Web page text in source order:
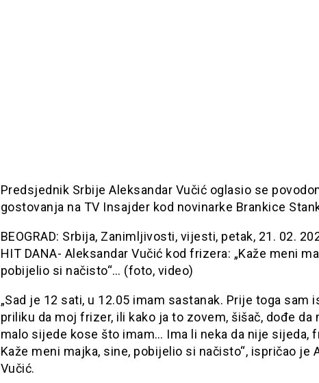
Predsjednik Srbije Aleksandar Vučić oglasio se
gostovanja na TV Insajder kod novinarke Brankice
BEOGRAD: Srbija, Zanimljivosti, vijesti, petak, 21. 02.
HIT DANA- Aleksandar Vučić kod frizera: „Kaže meni
pobijelio si načisto“… (foto, video)
„Sad je 12 sati, u 12.05 imam sastanak. Prije toga sam
priliku da moj frizer, ili kako ja to zovem, šišač, dođe da
malo sijede kose što imam… Ima li neka da nije sijeda,
Kaže meni majka, sine, pobijelio si načisto“, ispričao je
Vučić.